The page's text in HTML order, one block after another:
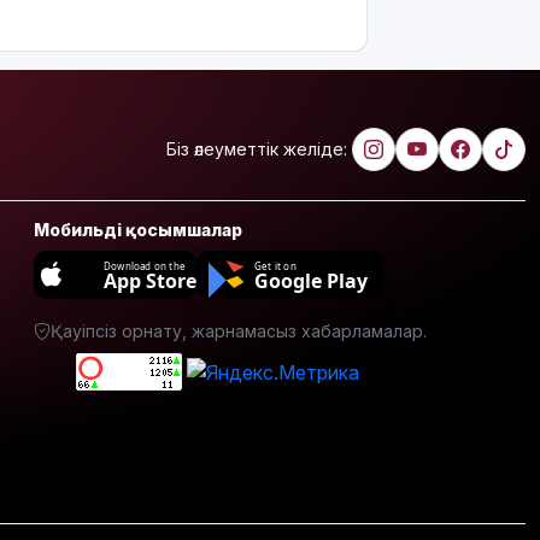
алып,
көшеде
экспорты
болжамдағыдай
болмады
Атырауда
балабақша
тәрбиешісінің
бүлдіршінге
Біз әлеуметтік желіде:
Мобильді қосымшалар
Download on the
App Store
Get it on
Google Play
Қауіпсіз орнату, жарнамасыз хабарламалар.